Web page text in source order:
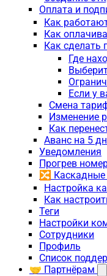
Оплата и
Как
Как
Как сделать
Где
Если у
Смена
Изменение
Как
Аванс на 5
Уведомления
Прогрев
🔀
Настройка
Как
Теги
Настройки
Сотрудники
Профиль
Список
🤝 Партнёрам